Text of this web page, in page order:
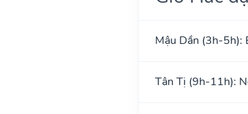
Mậu Dần (3h-5h):
Tân Tị (9h-11h):